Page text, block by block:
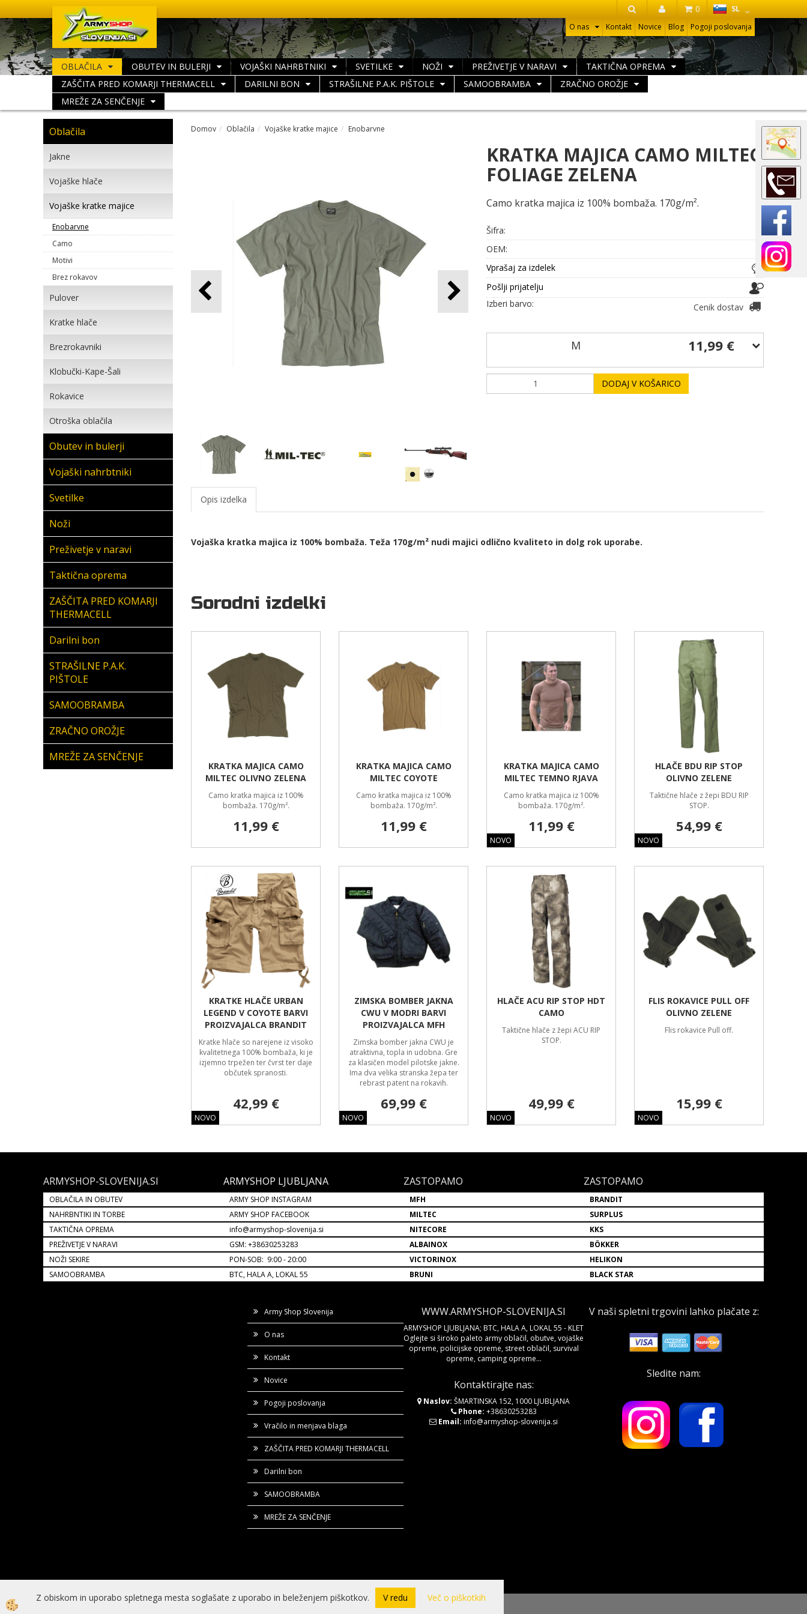
IŠČI
SL
0
O nas Kontakt Novice Blog Pogoji poslovanja
OBLAČILA OBUTEV IN BULERJI VOJAŠKI NAHRBTNIKI SVETILKE NOŽI PREŽIVETJE V NARAVI
TAKTIČNA OPREMA
ZAŠČITA PRED KOMARJI THERMACELL
DARILNI BON STRAŠILNE P.A.K. PIŠTOLE SAMOOBRAMBA
ZRAČNO OROŽJE
MREŽE ZA SENČENJE
Oblačila
Jakne
Vojaške hlače
Vojaške kratke majice
Enobarvne
Camo
Motivi
Brez rokavov
Pulover
Kratke hlače
Brezrokavniki
Klobučki-Kape-Šali
Rokavice
Otroška oblačila
Obutev in bulerji
Vojaški nahrbtniki
Svetilke
Noži
Preživetje v naravi
Taktična oprema
ZAŠČITA PRED KOMARJI
THERMACELL
Darilni bon
STRAŠILNE P.A.K.
PIŠTOLE
SAMOOBRAMBA
ZRAČNO OROŽJE
MREŽE ZA SENČENJE
Domov Oblačila Vojaške kratke majice Enobarvne
KRATKA MAJICA CAMO MILTEC
FOLIAGE ZELENA
Camo kratka majica iz 100% bombaža. 170g/m².
Šifra:
OEM:
Vprašaj za izdelek
Pošlji prijatelju
Cenik dostav
Izberi barvo:
M 11,99 €
DODAJ V KOŠARICO
Opis izdelka
Vojaška kratka majica iz 100% bombaža. Teža 170g/m² nudi majici odlično kvaliteto in dolg rok uporabe.
Sorodni izdelki
KRATKA MAJICA CAMO
MILTEC OLIVNO ZELENA
Camo kratka majica iz 100%
bombaža. 170g/m².
11,99 €
KRATKA MAJICA CAMO
MILTEC COYOTE
Camo kratka majica iz 100%
bombaža. 170g/m².
11,99 €
NOVO
KRATKA MAJICA CAMO
MILTEC TEMNO RJAVA
Camo kratka majica iz 100%
bombaža. 170g/m².
11,99 €
NOVO
HLAČE BDU RIP STOP
OLIVNO ZELENE
Taktične hlače z žepi BDU RIP
STOP.
54,99 €
NOVO
KRATKE HLAČE URBAN
LEGEND V COYOTE BARVI
PROIZVAJALCA BRANDIT
Kratke hlače so narejene iz visoko
kvalitetnega 100% bombaža, ki je
izjemno trpežen ter čvrst ter daje
občutek spranosti.
42,99 €
NOVO
ZIMSKA BOMBER JAKNA
CWU V MODRI BARVI
PROIZVAJALCA MFH
Zimska bomber jakna CWU je
atraktivna, topla in udobna. Gre
za klasičen model pilotske jakne.
Ima dva velika stranska žepa ter
rebrast patent na rokavih.
69,99 €
NOVO
HLAČE ACU RIP STOP HDT
CAMO
Taktične hlače z žepi ACU RIP
STOP.
49,99 €
NOVO
FLIS ROKAVICE PULL OFF
OLIVNO ZELENE
Flis rokavice Pull off.
15,99 €
ARMYSHOP-SLOVENIJA.SI
OBLAČILA IN OBUTEV
NAHRBNTIKI IN TORBE
TAKTIČNA OPREMA
PREŽIVETJE V NARAVI
NOŽI SEKIRE
SAMOOBRAMBA
ARMYSHOP LJUBLJANA
ARMY SHOP INSTAGRAM
ARMY SHOP FACEBOOK
info@armyshop-slovenija.si
GSM: +38630253283
PON-SOB: 9:00 - 20:00
BTC, HALA A, LOKAL 55
ZASTOPAMO
MFH
MILTEC
NITECORE
ALBAINOX
VICTORINOX
BRUNI
ZASTOPAMO
BRANDIT
SURPLUS
KKS
BÖKKER
HELIKON
BLACK STAR
Army Shop Slovenija
O nas
Kontakt
Novice
Pogoji poslovanja
Vračilo in menjava blaga
ZAŠČITA PRED KOMARJI THERMACELL
Darilni bon
SAMOOBRAMBA
MREŽE ZA SENČENJE
WWW.ARMYSHOP-SLOVENIJA.SI
ARMYSHOP LJUBLJANA; BTC, HALA A, LOKAL 55 - KLET
Oglejte si široko paleto army oblačil, obutve, vojaške
opreme, policijske opreme, street oblačil, survival
opreme, camping opreme...
Kontaktirajte nas:
Naslov: ŠMARTINSKA 152, 1000 LJUBLJANA
Phone: +38630253283
Email: info@armyshop-slovenija.si
V naši spletni trgovini lahko plačate z:
Sledite nam:
Izdelava spletne trgovine
Z obiskom in uporabo spletnega mesta soglašate z uporabo in beleženjem piškotkov. V redu Več o piškotkih